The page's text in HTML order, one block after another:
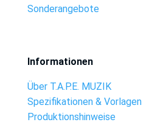
Sonderangebote
Informationen
Über T.A.P.E. MUZIK
Spezifikationen & Vorlagen
Produktionshinweise